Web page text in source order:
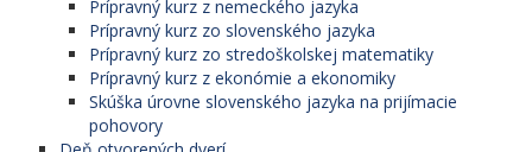
Prípravný kurz z nemeckého jazyka
Prípravný kurz zo slovenského jazyka
Prípravný kurz zo stredoškolskej matematiky
Prípravný kurz z ekonómie a ekonomiky
Skúška úrovne slovenského jazyka na prijímacie
pohovory